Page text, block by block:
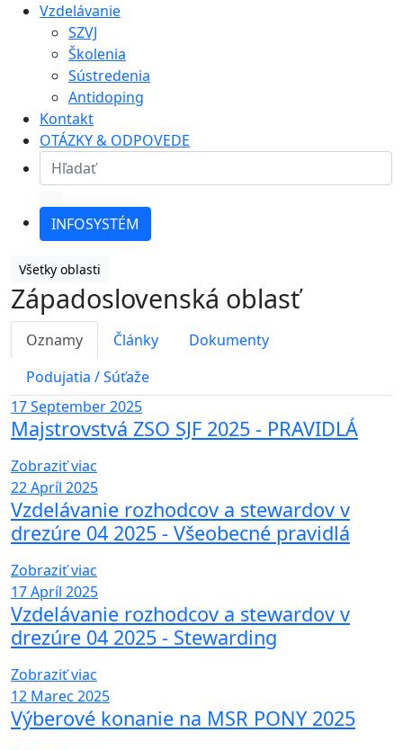
Vzdelávanie
SZVJ
Školenia
Sústredenia
Antidoping
Kontakt
OTÁZKY & ODPOVEDE
INFOSYSTÉM
Všetky oblasti
Západoslovenská oblasť
Oznamy Články
Dokumenty
Podujatia / Súťaže
17September 2025
Majstrovstvá ZSO SJF 2025 - PRAVIDLÁ
Zobraziť viac
22Apríl 2025
Vzdelávanie rozhodcov a stewardov v
drezúre 04 2025 - Všeobecné pravidlá
Zobraziť viac
17Apríl 2025
Vzdelávanie rozhodcov a stewardov v
drezúre 04 2025 - Stewarding
Zobraziť viac
12 Marec 2025
Výberové konanie na MSR PONY 2025